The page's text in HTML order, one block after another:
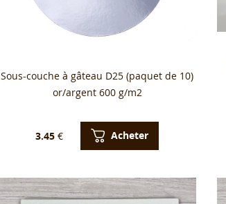
Sous-couche à gâteau D25 (paquet de 10)
or/argent 600 g/m2
3.45 € Acheter